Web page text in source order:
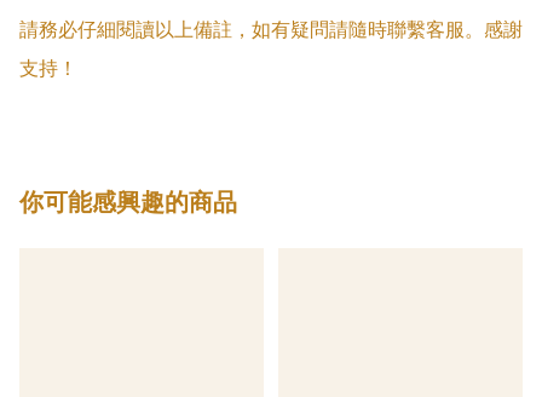
請務必仔細閱讀以上備註，如有疑問請隨時聯繫客服。感謝
支持！
你可能感興趣的商品